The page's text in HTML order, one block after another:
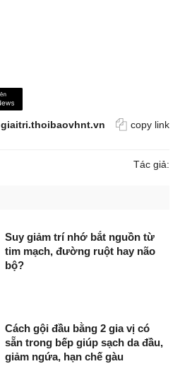
giaitri.thoibaovhnt.vn copy link
Tác giả:
Suy giảm trí nhớ bắt nguồn từ
tim mạch, đường ruột hay não
bộ?
Cách gội đầu bằng 2 gia vị có
sẵn trong bếp giúp sạch da đầu,
giảm ngứa, hạn chế gàu